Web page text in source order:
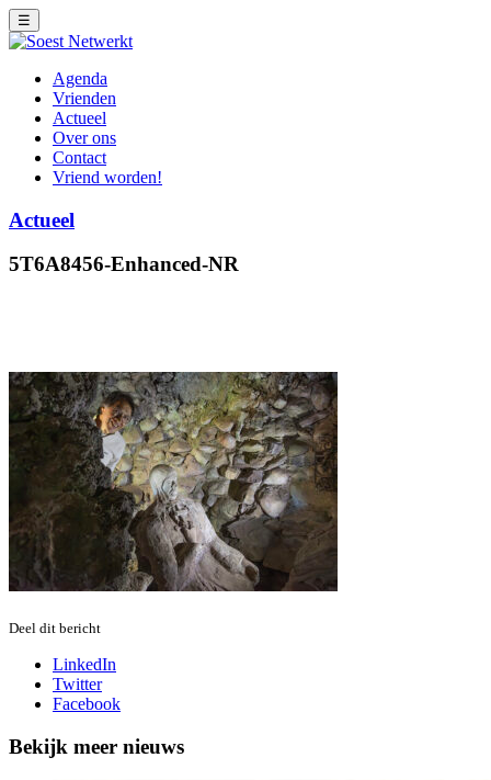
☰
Agenda
Vrienden
Actueel
Over ons
Contact
Vriend worden!
Actueel
5T6A8456-Enhanced-NR
Deel dit bericht
LinkedIn
Twitter
Facebook
Bekijk meer nieuws